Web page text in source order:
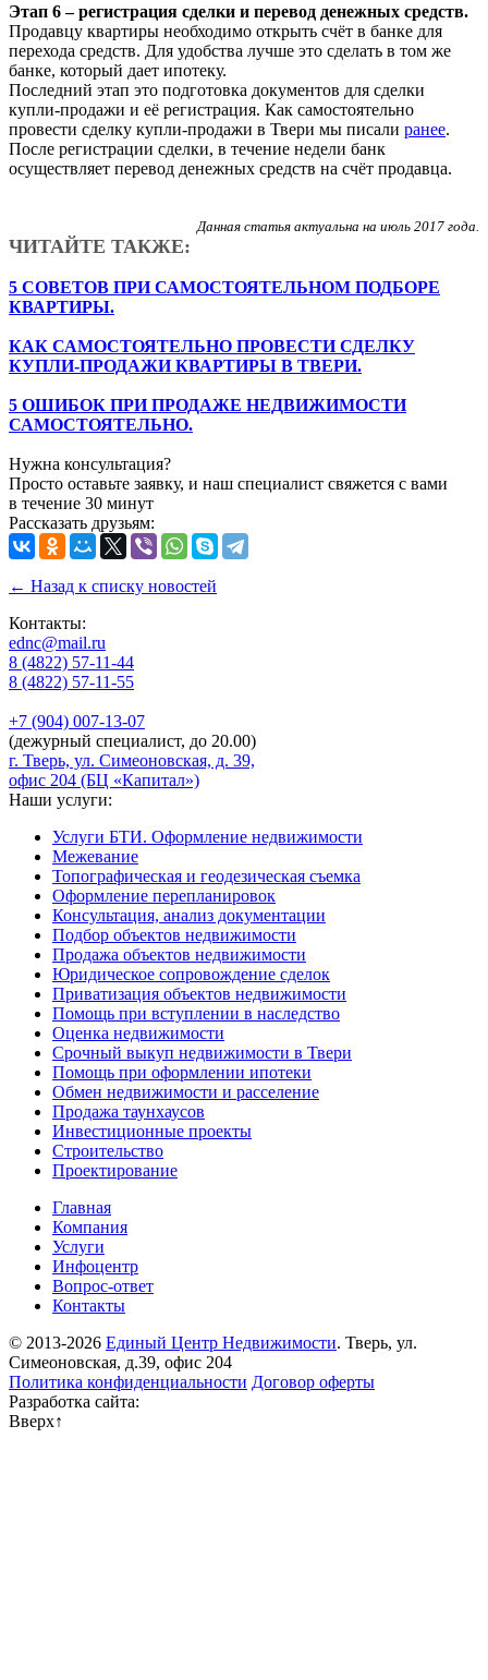
Этап 6 – регистрация сделки и перевод денежных средств.
Продавцу квартиры необходимо открыть счёт в банке для
перехода средств. Для удобства лучше это сделать в том же
банке, который дает ипотеку.
Последний этап это подготовка документов для сделки
купли-продажи и её регистрация. Как самостоятельно
провести сделку купли-продажи в Твери мы писали ранее.
После регистрации сделки, в течение недели банк
осуществляет перевод денежных средств на счёт продавца.
Данная статья актуальна на июль 2017 года.
ЧИТАЙТЕ ТАКЖЕ:
5 СОВЕТОВ ПРИ САМОСТОЯТЕЛЬНОМ ПОДБОРЕ
КВАРТИРЫ.
КАК САМОСТОЯТЕЛЬНО ПРОВЕСТИ СДЕЛКУ
КУПЛИ-ПРОДАЖИ КВАРТИРЫ В ТВЕРИ.
5 ОШИБОК ПРИ ПРОДАЖЕ НЕДВИЖИМОСТИ
САМОСТОЯТЕЛЬНО.
Нужна консультация?
Просто оставьте заявку, и наш специалист свяжется с вами
в течение 30 минут
Рассказать друзьям:
← Назад к списку новостей
Контакты:
ednc@mail.ru
8 (4822) 57-11-44
8 (4822) 57-11-55
+7 (904) 007-13-07
(дежурный специалист, до 20.00)
г. Тверь, ул. Симеоновская, д. 39,
офис 204 (БЦ «Капитал»)
Наши услуги:
Услуги БТИ. Оформление недвижимости
Межевание
Топографическая и геодезическая съемка
Оформление перепланировок
Консультация, анализ документации
Подбор объектов недвижимости
Продажа объектов недвижимости
Юридическое сопровождение сделок
Приватизация объектов недвижимости
Помощь при вступлении в наследство
Оценка недвижимости
Срочный выкуп недвижимости в Твери
Помощь при оформлении ипотеки
Обмен недвижимости и расселение
Продажа таунхаусов
Инвестиционные проекты
Строительство
Проектирование
Главная
Компания
Услуги
Инфоцентр
Вопрос-ответ
Контакты
© 2013-2026 Единый Центр Недвижимости. Тверь, ул.
Симеоновская, д.39, офис 204
Политика конфиденциальности Договор оферты
Разработка сайта:
Вверх↑